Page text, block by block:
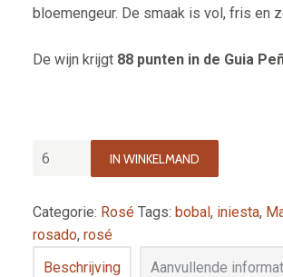
bloemengeur. De smaak is vol, fris en
De wijn krijgt 88 punten in de Guia
IN WINKELMAND
Categorie: Rosé Tags: bobal, iniesta,
rosado, rosé
Beschrijving
Aanvullende